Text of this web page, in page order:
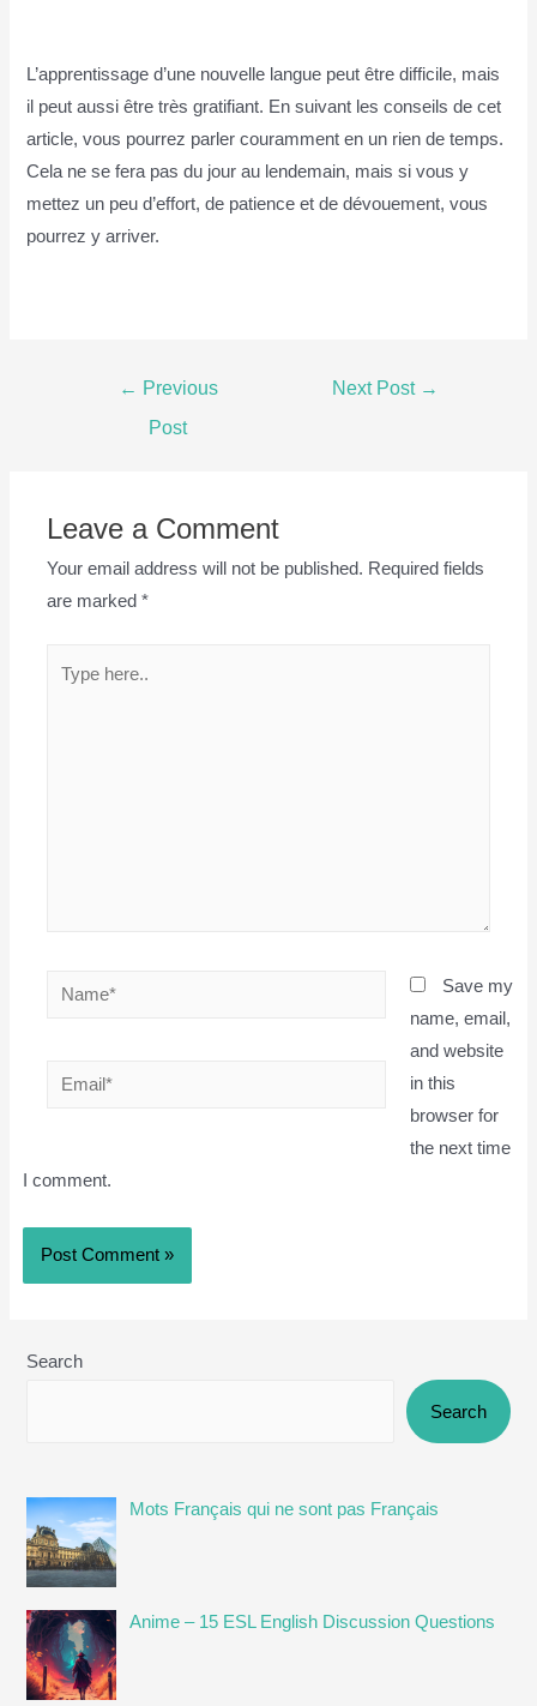
L’apprentissage d’une nouvelle langue peut être difficile, mais
il peut aussi être très gratifiant. En suivant les conseils de cet
article, vous pourrez parler couramment en un rien de temps.
Cela ne se fera pas du jour au lendemain, mais si vous y
mettez un peu d’effort, de patience et de dévouement, vous
pourrez y arriver.
← Previous
Post
Next Post →
Leave a Comment
Your email address will not be published. Required fields
are marked*
Name*
Email*
Save my
name, email,
and website
in this
browser for
the next time
I comment.
Search
Search
Mots Français qui ne sont pas Français
Anime – 15 ESL English Discussion Questions